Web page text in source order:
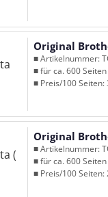
Original
■ Artikelnummer:
■ für ca. 600 Seiten
■ Preis/100 Seiten:
Original
■ Artikelnummer:
■ für ca. 600 Seiten
■ Preis/100 Seiten: